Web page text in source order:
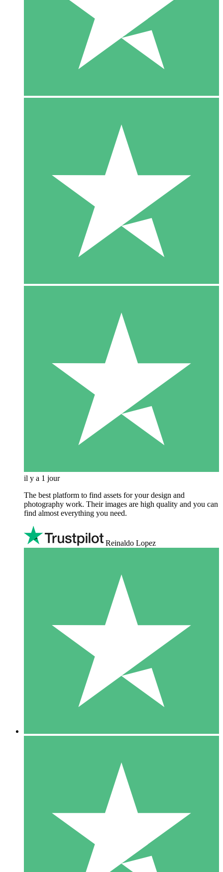
il y a 1 jour
The best platform to find assets for your design and
photography work. Their images are high quality and you can
find almost everything you need.
Reinaldo Lopez